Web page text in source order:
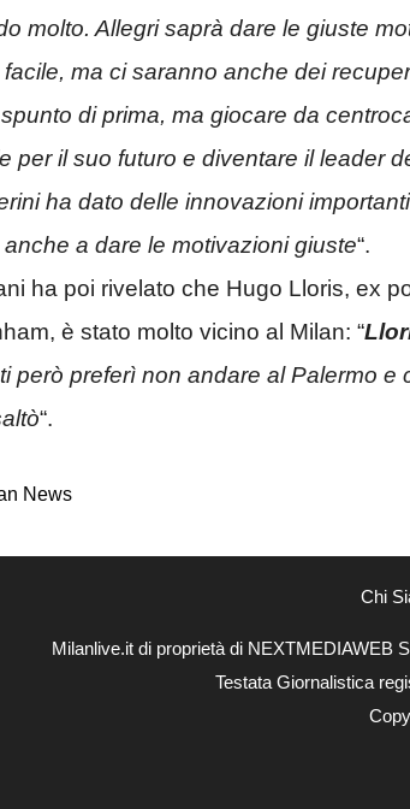
molto. Allegri saprà dare le giuste
ma ci saranno anche dei
di prima, ma giocare da
per il suo futuro e diventare il leader
ha dato delle innovazioni
a dare le motivazioni giuste“.
ha poi rivelato che Hugo Lloris, ex
è stato molto vicino al Milan: “
però preferì non andare al Palermo e
“.
News
Chi
Milanlive.it di proprietà di NEXTMEDIAWEB
Testata Giornalistica